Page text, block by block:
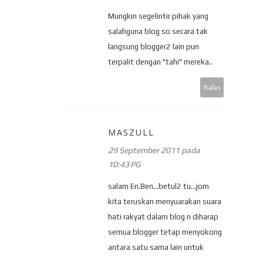
Mungkin segelintir pihak yang
salahguna blog so secara tak
langsung blogger2 lain pun
terpalit dengan "tahi" mereka..
Balas
MASZULL
29 September 2011 pada
10:43 PG
salam En.Ben...betul2 tu...jom
kita teruskan menyuarakan suara
hati rakyat dalam blog n diharap
semua blogger tetap menyokong
antara satu sama lain untuk